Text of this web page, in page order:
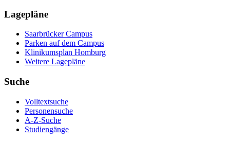
Lagepläne
Saarbrücker Campus
Parken auf dem Campus
Klinikumsplan Homburg
Weitere Lagepläne
Suche
Volltextsuche
Personensuche
A-Z-Suche
Studiengänge